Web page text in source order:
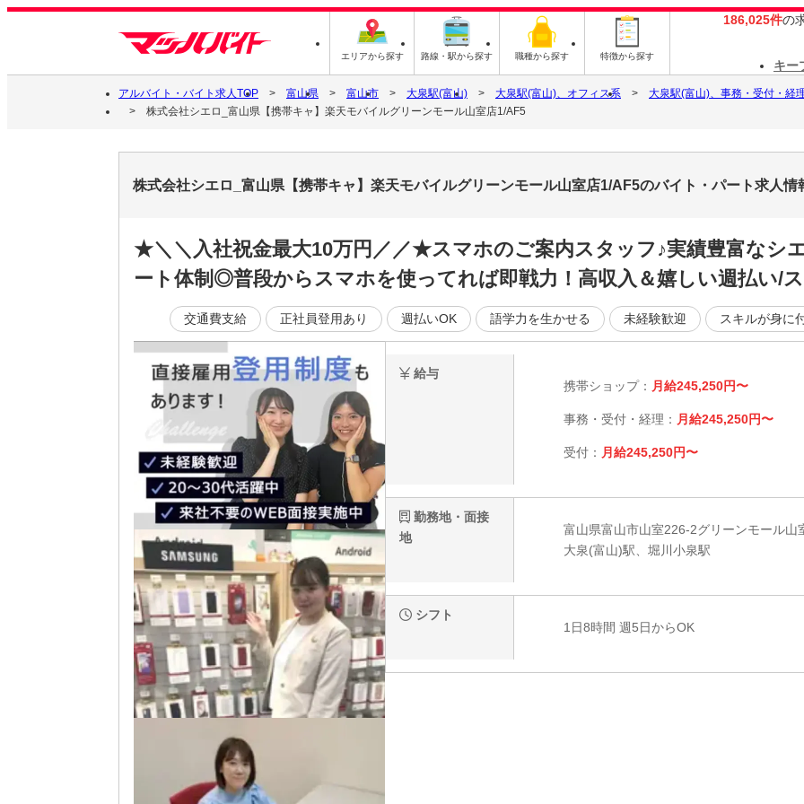
エリアから探す 路線・駅から探す 職種から探す 特徴から探す
186,025件の
キー
アルバイト・バイト求人TOP 富山県 富山市 大泉駅(富山) 大泉駅(富山)、オフィス系
大泉駅(富山)、事務・受付・経
株式会社シエロ_富山県【携帯キャ】楽天モバイルグリーンモール山室店1/AF5
株式会社シエロ_富山県【携帯キャ】楽天モバイルグリーンモール山室店1/AF5のバイト・パート求人情
★＼＼入社祝金最大10万円／／★スマホのご案内スタッフ♪実績豊富なシ
ート体制◎普段からスマホを使ってれば即戦力！高収入＆嬉しい週払い/
交通費支給 正社員登用あり 週払いOK 語学力を生かせる 未経験歓迎 スキルが身に
給与
携帯ショップ： 月給245,250円〜
事務・受付・経理： 月給245,250円〜
受付： 月給245,250円〜
勤務地・面接
地
富山県富山市山室226-2グリーンモール山
大泉(富山)駅、堀川小泉駅
シフト
1日8時間 週5日からOK